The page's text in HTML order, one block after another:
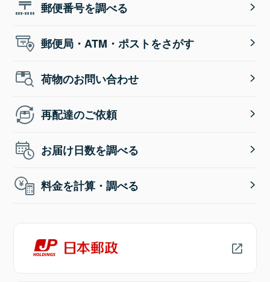
郵便番号を調べる
郵便局・ATM・ポストをさがす
荷物のお問い合わせ
再配達のご依頼
お届け日数を調べる
料金を計算・調べる